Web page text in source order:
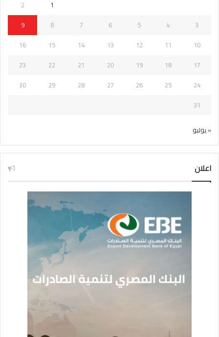
1
2
3
4
5
6
7
8
9
10
11
12
13
14
15
16
17
18
19
20
21
22
23
24
25
26
27
28
29
30
31
« يوليو
اعلان